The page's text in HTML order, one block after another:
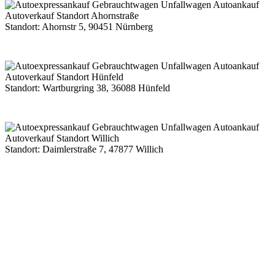
Standort: Ahornstr 5, 90451 Nürnberg
Standort: Wartburgring 38, 36088 Hünfeld
Standort: Daimlerstraße 7, 47877 Willich